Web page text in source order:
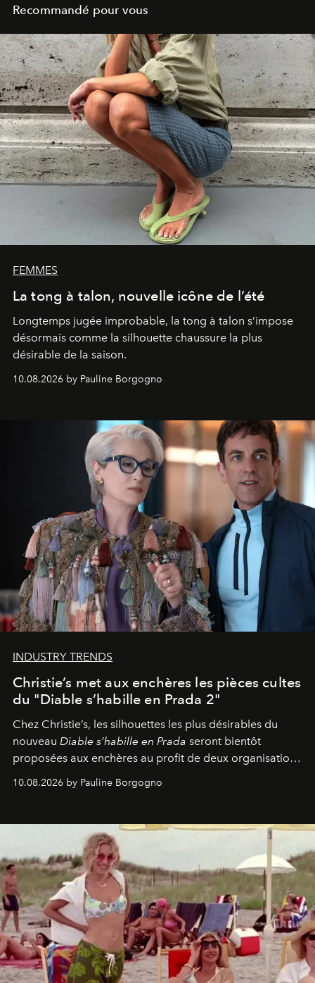
Recommandé pour vous
FEMMES
La tong à talon, nouvelle icône de l’été
Longtemps jugée improbable, la tong à talon s’impose
désormais comme la silhouette chaussure la plus
désirable de la saison.
10.08.2026 by Pauline Borgogno
INDUSTRY TRENDS
Christie’s met aux enchères les pièces cultes
du "Diable s’habille en Prada 2"
Chez Christie’s, les silhouettes les plus désirables du
nouveau Diable s’habille en Prada seront bientôt
proposées aux enchères au profit de deux organisations
engagées pour la presse et la mode.
10.08.2026 by Pauline Borgogno